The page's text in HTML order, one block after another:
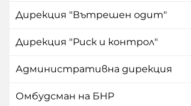
Дирекция "Вътрешен одит"
Дирекция "Риск и контрол"
Административна дирекция
Омбудсман на БНР